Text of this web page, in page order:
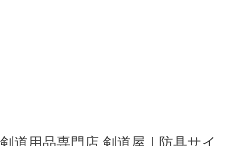
剣道用品専門店 剣道屋｜防具サイ